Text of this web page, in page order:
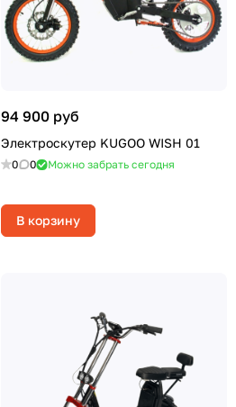
94 900 руб
Электроскутер KUGOO WISH 01
0 0 Можно забрать сегодня
В корзину